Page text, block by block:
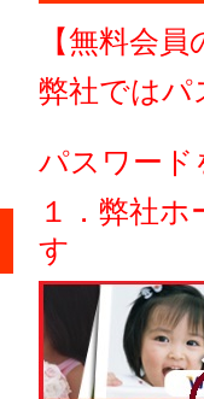
【無料会
弊社ではパ
パスワード
１．弊社
す